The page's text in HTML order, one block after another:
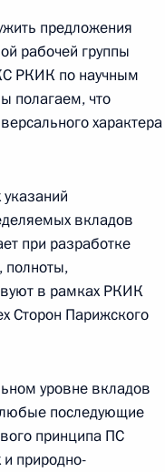
предложения
рабочей группы
РКИК по научным
полагаем, что
характера
вкладов
при разработке
полноты,
в рамках РКИК
Сторон Парижского
уровне вкладов
любые последующие
принципа ПС
и природно-